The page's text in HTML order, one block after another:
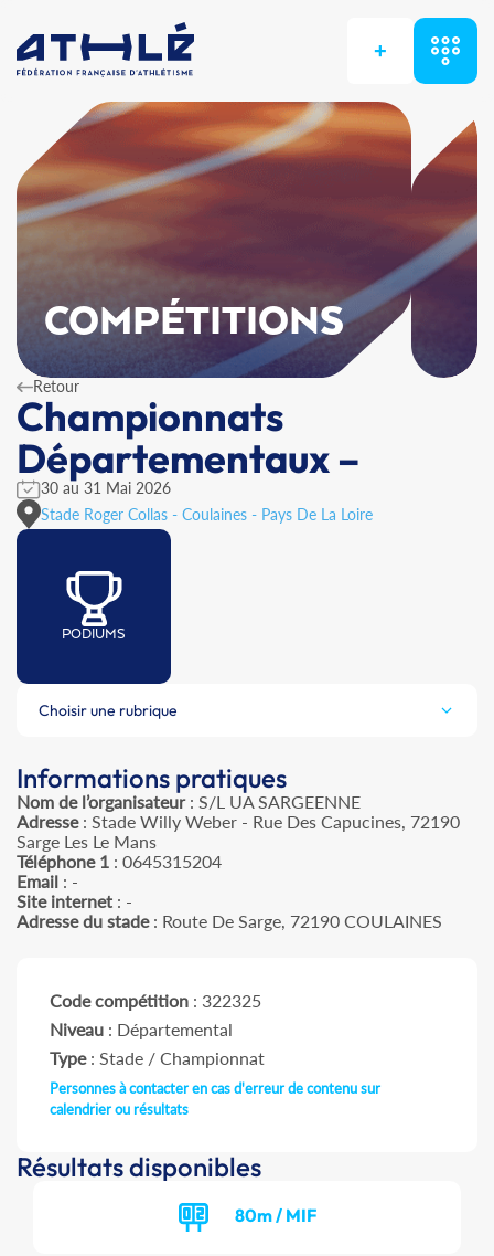
+
COMPÉTITIONS
Retour
Championnats
Départementaux –
30 au 31 Mai 2026
Stade Roger Collas - Coulaines - Pays De La Loire
PODIUMS
Choisir une rubrique
Informations pratiques
Nom de l’organisateur: S/L UA SARGEENNE
Adresse: Stade Willy Weber - Rue Des Capucines, 72190
Sarge Les Le Mans
Téléphone 1 : 0645315204
Email : -
Site internet : -
Adresse du stade: Route De Sarge, 72190 COULAINES
Code compétition : 322325
Niveau : Départemental
Type: Stade / Championnat
Personnes à contacter en cas d'erreur de contenu sur
calendrier ou résultats
Résultats disponibles
80m / MIF